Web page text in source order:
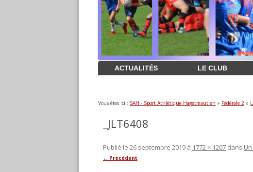
Aller
contenu
ACTUALITÉS LE CLUB
Vous êtes ici : SAH - Sport Athlétique Hagetmautien » Fédérale 2 »
_JLT6408
Publié le 26 septembre 2019 à 1772 × 1207 dans
← Précédent